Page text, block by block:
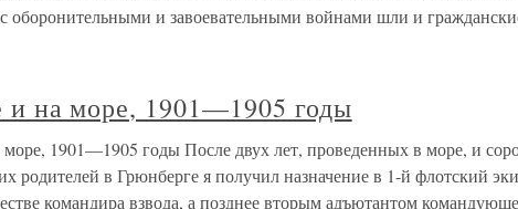
с оборонительными и завоевательными войнами шли и
на море, 1901—1905 годы
1901—1905 годы После двух лет, проведенных в море, и
родителей в Грюнберге я получил назначение в 1-й флотский
командира взвода, а позднее вторым адъютантом